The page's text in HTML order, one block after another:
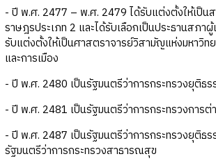
- ปี พ.ศ. 2477 – พ.ศ. 2479 ได้รับแต่งตั้งให้เป็น
ราษฎรประเภท 2 และได้รับเลือกเป็นประธานสภา
รับแต่งตั้งให้เป็นศาสตราจารย์วิสามัญแห่งมหาวิท
และการเมือง
- ปี พ.ศ. 2480 เป็นรัฐมนตรีว่าการกระทรวงยุติธร
- ปี พ.ศ. 2481 เป็นรัฐมนตรีว่าการกระทรวงการต่
- ปี พ.ศ. 2487 เป็นรัฐมนตรีว่าการกระทรวงยุติธร
รัฐมนตรีว่าการกระทรวงสาธารณสุข